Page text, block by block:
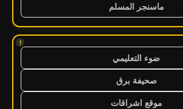
ماسنجر المسلم
!
ضوء التعليمي
صحيفة برق
موقع اشراقات